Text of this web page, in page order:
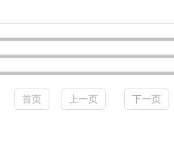
首页 上一页 下一页